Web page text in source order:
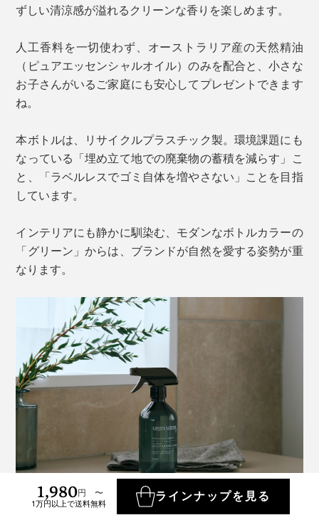
ずしい清涼感が溢れるクリーンな香りを楽しめます。
人工香料を一切使わず、オーストラリア産の天然精油
（ピュアエッセンシャルオイル）のみを配合と、小さな
お子さんがいるご家庭にも安心してプレゼントできます
ね。
本ボトルは、リサイクルプラスチック製。環境課題にも
なっている「埋め立て地での廃棄物の蓄積を減らす」こ
と、「ラベルレスでゴミ自体を増やさない」ことを目指
しています。
インテリアにも静かに馴染む、モダンなボトルカラーの
「グリーン」からは、ブランドが自然を愛する姿勢が重
なります。
大自然のアロマを楽しめて、地球にも手肌にも優しいマ
1,980円 〜
1万円以上で送料無料
ラインナップを見る